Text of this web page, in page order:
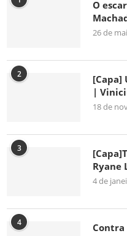
O
26 de
2
[Capa]
|
18 de
3
Ryane
4 de
4 Contra